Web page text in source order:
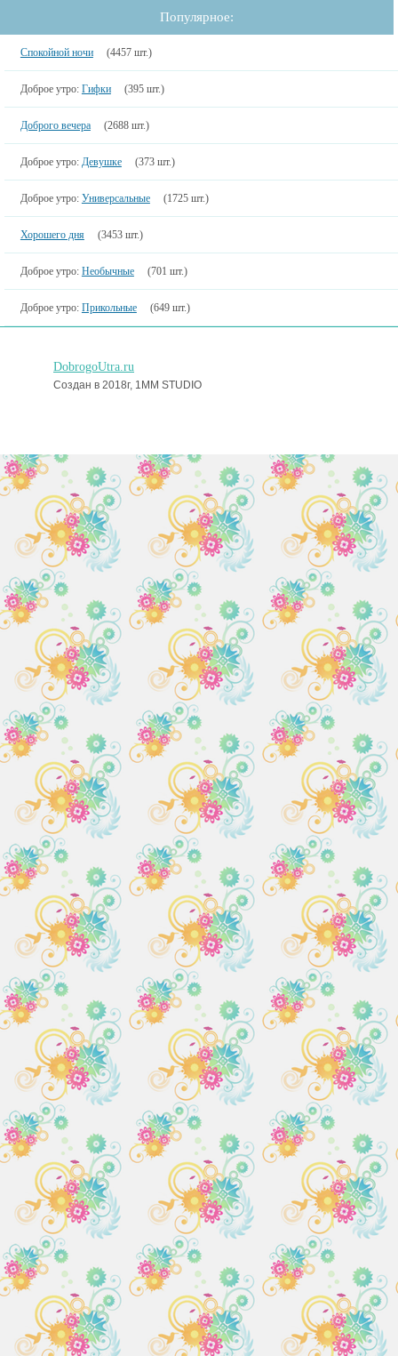
Популярное:
Спокойной ночи (4457 шт.)
Доброе утро: Гифки (395 шт.)
Доброго вечера (2688 шт.)
Доброе утро: Девушке (373 шт.)
Доброе утро: Универсальные (1725 шт.)
Хорошего дня (3453 шт.)
Доброе утро: Необычные (701 шт.)
Доброе утро: Прикольные (649 шт.)
DobrogoUtra.ru
Создан в 2018г, 1MM STUDIO